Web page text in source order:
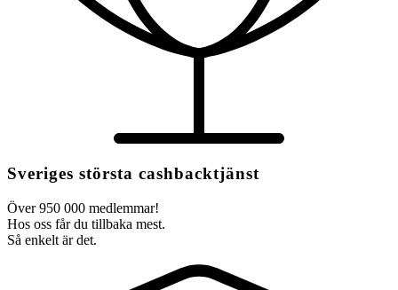
Sveriges största cashbacktjänst
Över 950 000 medlemmar!
Hos oss får du tillbaka mest.
Så enkelt är det.